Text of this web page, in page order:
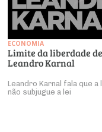
ECONOMIA
Limite da liberdade
Leandro Karnal
Leandro Karnal fala que
não subjugue a lei